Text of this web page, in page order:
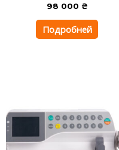
98 000 ₴
Подробней